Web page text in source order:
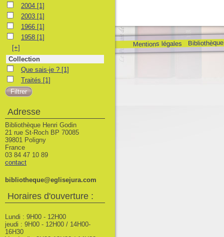
Mentions légales
2004 2004 [1]
2003 2003 [1]
1966 1966 [1]
1958 1958 [1]
[+]
Collection
Que sais-je ?
Que sais-je ? [1]
TraitésTraités [1]
Adresse
Bibliothèque Henri Godin
21 rue St-Roch BP 70085
39801 Poligny
France
03 84 47 10 89
contact
bibliotheque@eglisejura.com
Horaires d'ouverture :
Lundi : 9H00 - 12H00
jeudi : 9H00 - 12H00 / 14H00-
16H30